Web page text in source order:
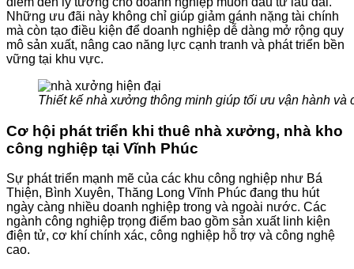
Những ưu đãi này không chỉ giúp giảm gánh nặng tài chính
mà còn tạo điều kiện để doanh nghiệp dễ dàng mở rộng quy
mô sản xuất, nâng cao năng lực cạnh tranh và phát triển bền
vững tại khu vực.
Thiết kế nhà xưởng thông minh giúp tối ưu vận hành và
Cơ hội phát triển khi thuê nhà xưởng, nhà kho
công nghiệp tại Vĩnh Phúc
Sự phát triển mạnh mẽ của các khu công nghiệp như Bá
Thiện, Bình Xuyên, Thăng Long Vĩnh Phúc đang thu hút
ngày càng nhiều doanh nghiệp trong và ngoài nước. Các
ngành công nghiệp trọng điểm bao gồm sản xuất linh kiện
điện tử, cơ khí chính xác, công nghiệp hỗ trợ và công nghệ
cao.